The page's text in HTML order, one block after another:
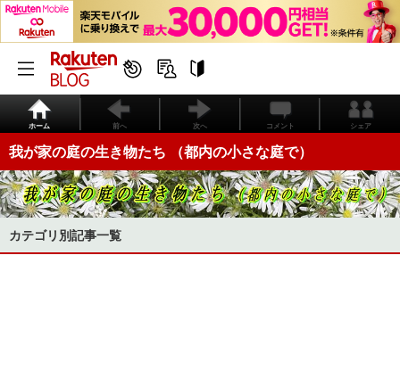
ホーム 前へ 次へ コメント シェア
我が家の庭の生き物たち （都内の小さな庭で）
カテゴリ別記事一覧